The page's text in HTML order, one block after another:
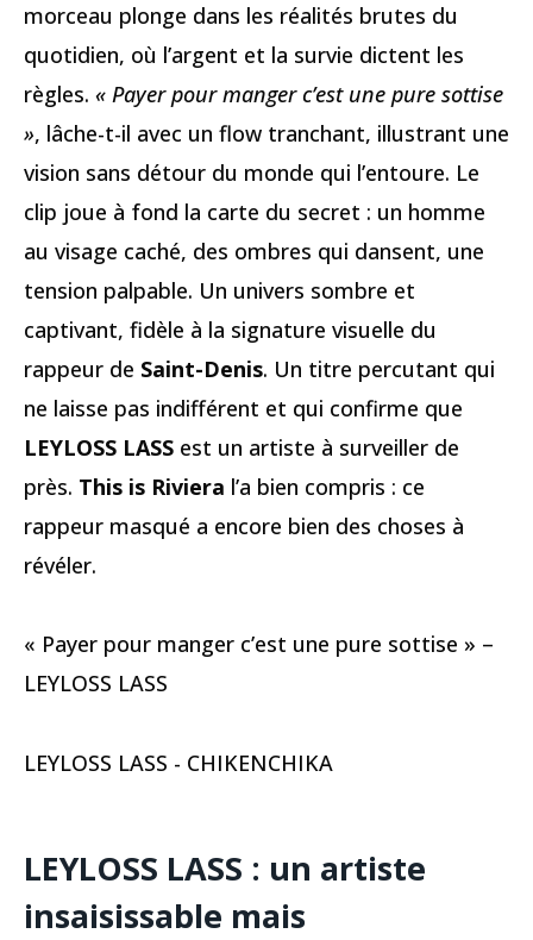
morceau plonge dans les réalités brutes du
quotidien, où l’argent et la survie dictent les
règles. « Payer pour manger c’est une pure sottise
», lâche-t-il avec un flow tranchant, illustrant une
vision sans détour du monde qui l’entoure. Le
clip joue à fond la carte du secret : un homme
au visage caché, des ombres qui dansent, une
tension palpable. Un univers sombre et
captivant, fidèle à la signature visuelle du
rappeur de Saint-Denis. Un titre percutant qui
ne laisse pas indifférent et qui confirme que
LEYLOSS LASS est un artiste à surveiller de
près. This is Riviera l’a bien compris : ce
rappeur masqué a encore bien des choses à
révéler.
« Payer pour manger c’est une pure sottise » –
LEYLOSS LASS
LEYLOSS LASS - CHIKENCHIKA
LEYLOSS LASS : un artiste
insaisissable mais